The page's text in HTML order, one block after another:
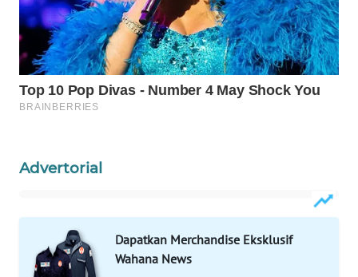
Advertorial
Dapatkan Merchandise Eksklusif
Wahana News
UMKM
WAHANA
SELEB
WAHANA
WAHANA
WAHANA
HEALTH